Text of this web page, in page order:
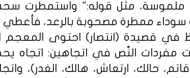
مثل قوله:" واستمطرت سحب
سوداء ممطرة مصحوبة بالرعد، فأعطي
في قصيدة (انتصار) احتوى
مفردات النَّص في اتجاهين: اتجاه
قاتم، حالك، ارتعاش، هالك، الغدر)،